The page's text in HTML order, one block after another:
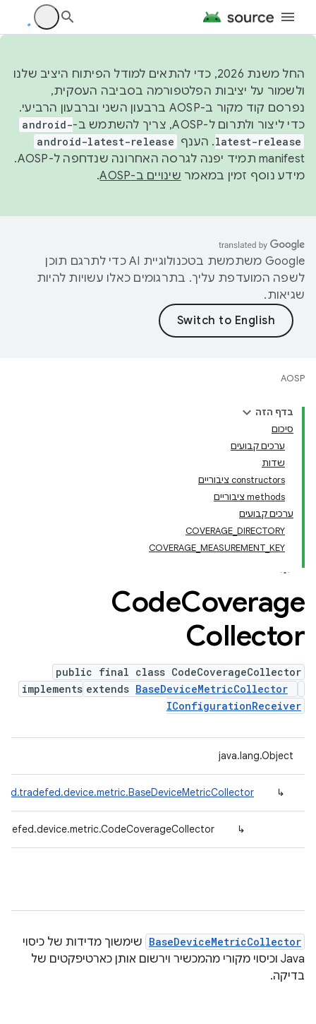
החל משנת 2026, כדי להתאים למודל הפיתוח היציב שלנו
ולשמור על יציבות הפלטפורמה בסביבה העסקית,
נפרסם קוד מקור ב-AOSP ברבעון השני וברבעון הרביעי.
כדי ליצור ולתרום ל-AOSP, צריך להשתמש ב-
android-
latest-release. הענף android-latest-release
manifest תמיד יפנה לגרסה האחרונה שנדחפה ל-AOSP.
מידע נוסף זמין במאמר שינויים ב-AOSP .
‫Google משתמשת בטכנולוגיית AI כדי לתרגם תוכן
לשפה המועדפת עליך. בתרגומים כאלו עשויות להיות
שגיאות.
AOSP
בדף הזה
סיכום
ערכים קבועים
שדות
‫constructors ציבוריים
‫methods ציבוריים
ערכים קבועים
COVERAGE_DIRECTORY
COVERAGE_MEASUREMENT_KEY
CodeCoverage
Collector
public final class CodeCoverageCollector
extends BaseDeviceMetricCollector
implements
IConfigurationReceiver
java.lang.Object
↳
↳
BaseDeviceMetricCollector שימשוך מדידות של כיסוי
Java וכיסוי מקורי מהמכשיר וירשום אותן כארטיפקטים של
בדיקה.